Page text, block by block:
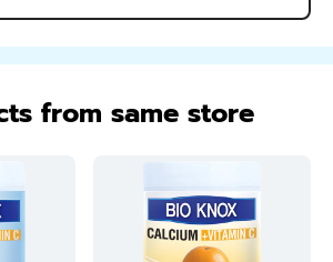
from same store